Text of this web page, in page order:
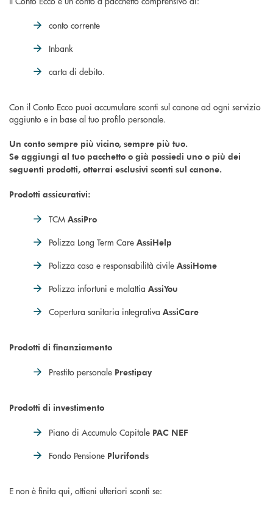
conto corrente
Inbank
carta di debito.
Con il Conto Ecco puoi accumulare sconti sul canone ad ogni servizio
aggiunto e in base al tuo profilo personale.
Un conto sempre più vicino, sempre più tuo.
Se aggiungi al tuo pacchetto o già possiedi uno o più dei
seguenti prodotti, otterrai esclusivi sconti sul canone.
Prodotti assicurativi:
TCM AssiPro
Polizza Long Term Care AssiHelp
Polizza casa e responsabilità civile AssiHome
Polizza infortuni e malattia AssiYou
Copertura sanitaria integrativa AssiCare
Prodotti di finanziamento
Prestito personale Prestipay
Prodotti di investimento
Piano di Accumulo Capitale PAC NEF
Fondo Pensione Plurifonds
E non è finita qui, ottieni ulteriori sconti se: